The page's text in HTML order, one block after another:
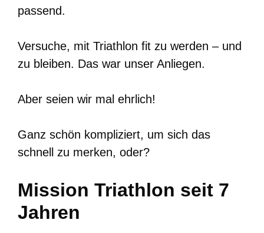
passend.
Versuche, mit Triathlon fit zu werden – und
zu bleiben. Das war unser Anliegen.
Aber seien wir mal ehrlich!
Ganz schön kompliziert, um sich das
schnell zu merken, oder?
Mission Triathlon seit 7
Jahren